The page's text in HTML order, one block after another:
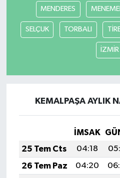
MENDERES
SELÇUK TORBALI
İZMİR
KEMALPAŞA AYLIK
İMSAK
25 Tem Cts
04:18
26 Tem Paz
04:20